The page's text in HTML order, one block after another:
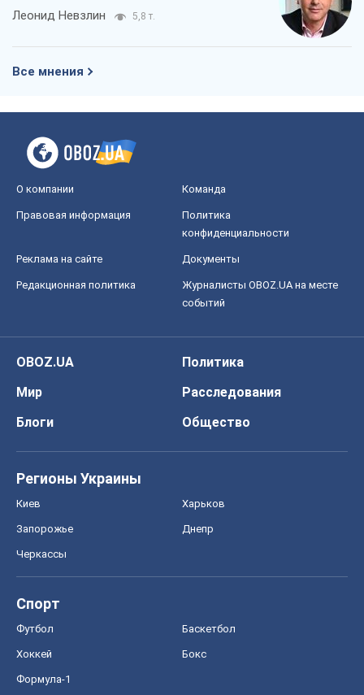
Леонид Невзлин 5,8 т.
Все мнения
О компании Команда
Правовая информация
Политика
конфиденциальности
Реклама на сайте Документы
Редакционная политика
Журналисты OBOZ.UA на месте
событий
OBOZ.UA
Политика
Мир
Расследования
Блоги
Общество
Регионы Украины
Киев Харьков
Запорожье Днепр
Черкассы
Спорт
Футбол Баскетбол
Хоккей Бокс
Формула-1